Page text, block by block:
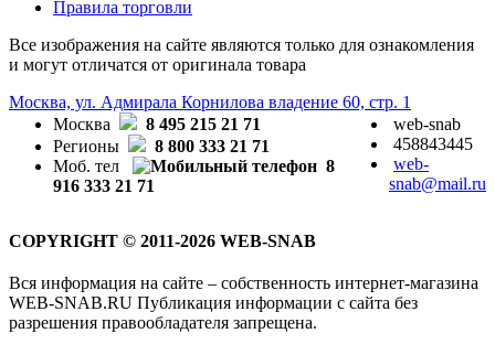
Правила торговли
Все изображения на сайте являются только для ознакомления
и могут отличатся от оригинала товара
Москва, ул. Адмирала Корнилова владение 60, стр. 1
Москва
8 495 215 21 71
Регионы
8 800 333 21 71
Моб. тел
8
916 333 21 71
web-snab
458843445
web-
snab@mail.ru
COPYRIGHT © 2011-2026 WEB-SNAB
Вся информация на сайте – собственность интернет-магазина
WEB-SNAB.RU Публикация информации с сайта без
разрешения правообладателя запрещена.